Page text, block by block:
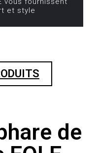
et style
de